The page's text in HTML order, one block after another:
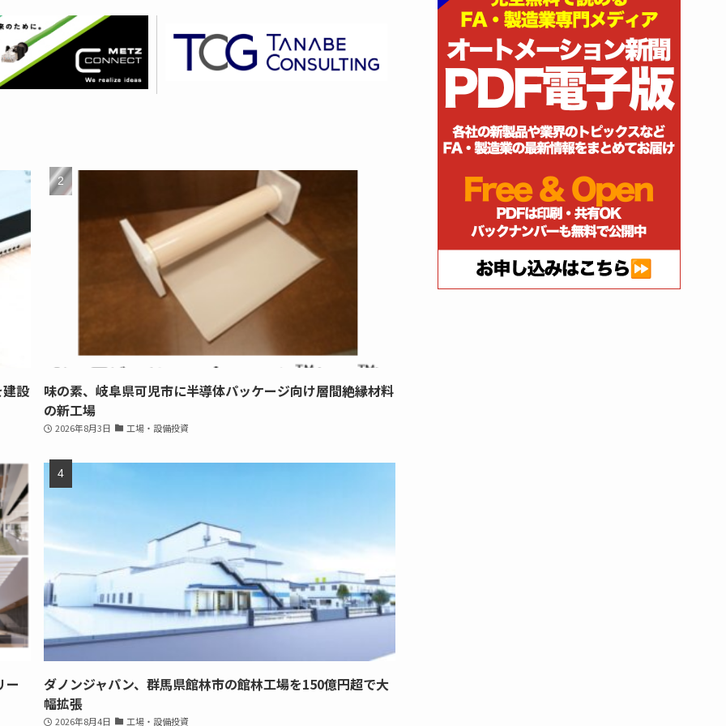
設
味の素、岐阜県可児市に半導体パッケージ向け層間絶縁材料
の新工場
2026年8月3日 工場・設備投資
ー
ダノンジャパン、群馬県館林市の館林工場を150億円超で大
幅拡張
2026年8月4日 工場・設備投資